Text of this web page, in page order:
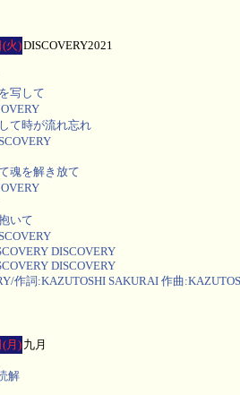
火)DISCOVERY2021
写して
て時が流れ忘れ
魂を解き放て
いて
DISCOVERY
DISCOVERY
作詞:KAZUTOSHI SAKURAI 作曲
月) 九月
解